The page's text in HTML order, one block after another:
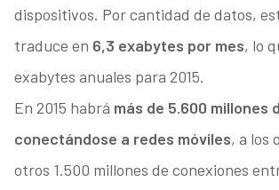
dispositivos. Por cantidad de datos,
traduce en 6,3 exabytes por mes, lo
exabytes anuales para 2015.
En 2015 habrá más de 5.600 millones
conectándose a redes móviles, a los
otros 1.500 millones de conexiones